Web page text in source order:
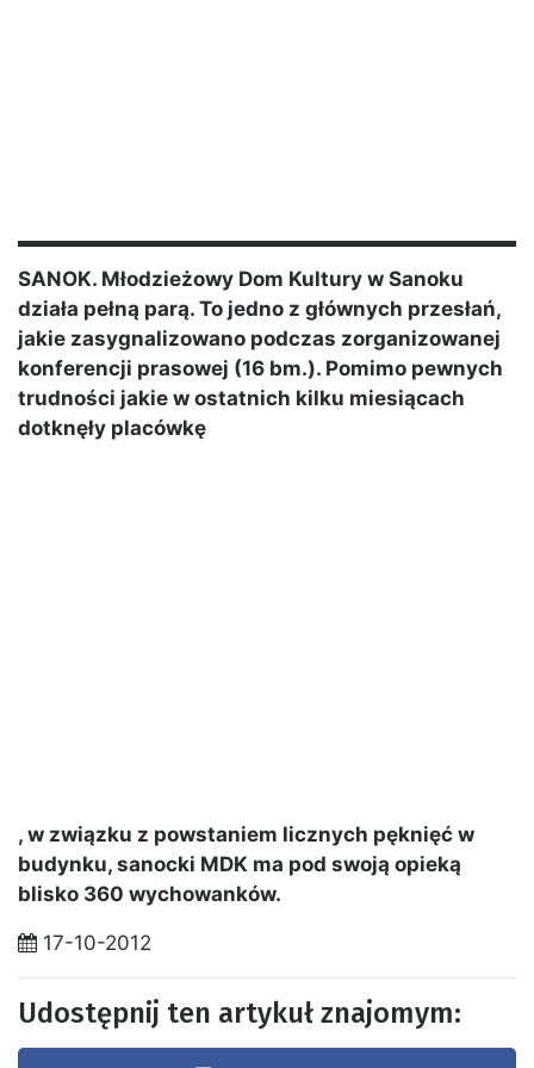
SANOK. Młodzieżowy Dom Kultury w Sanoku
działa pełną parą. To jedno z głównych przesłań,
jakie zasygnalizowano podczas zorganizowanej
konferencji prasowej (16 bm.). Pomimo pewnych
trudności jakie w ostatnich kilku miesiącach
dotknęły placówkę
, w związku z powstaniem licznych pęknięć w
budynku, sanocki MDK ma pod swoją opieką
blisko 360 wychowanków.
17-10-2012
Udostępnij ten artykuł znajomym: